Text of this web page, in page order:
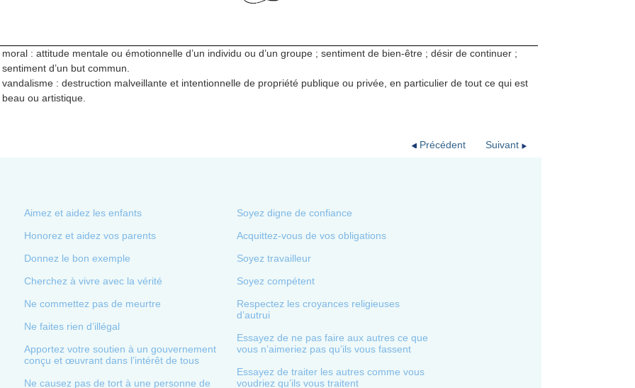
moral : attitude mentale ou émotionnelle d’un individu ou d’un groupe ; sentiment de bien-être ; désir de continuer ;
sentiment d’un but commun.
vandalisme : destruction malveillante et intentionnelle de propriété publique ou privée, en particulier de tout ce qui est
beau ou artistique.
Suivant
Précédent
Aimez et aidez les enfants
Honorez et aidez vos parents
Donnez le bon exemple
Cherchez à vivre avec la vérité
Ne commettez pas de meurtre
Ne faites rien d’illégal
Apportez votre soutien à un gouvernement
conçu et œuvrant dans l’intérêt de tous
Ne causez pas de tort à une personne de
Soyez digne de confiance
Acquittez-vous de vos obligations
Soyez travailleur
Soyez compétent
Respectez les croyances religieuses
d’autrui
Essayez de ne pas faire aux autres ce que
vous n’aimeriez pas qu’ils vous fassent
Essayez de traiter les autres comme vous
voudriez qu’ils vous traitent